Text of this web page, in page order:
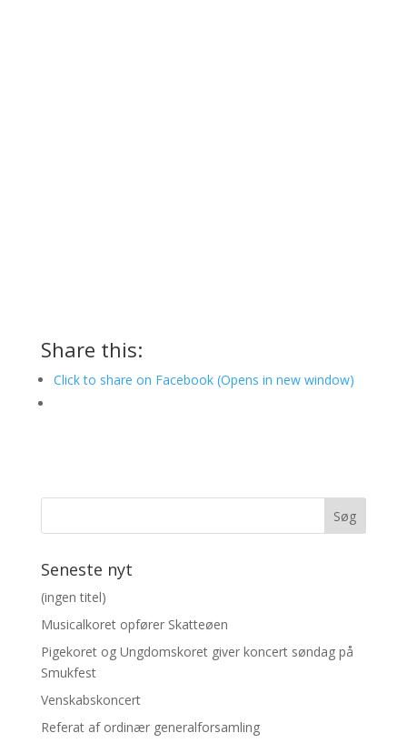
Share this:
Click to share on Facebook (Opens in new window)
Seneste nyt
(ingen titel)
Musicalkoret opfører Skatteøen
Pigekoret og Ungdomskoret giver koncert søndag på
Smukfest
Venskabskoncert
Referat af ordinær generalforsamling